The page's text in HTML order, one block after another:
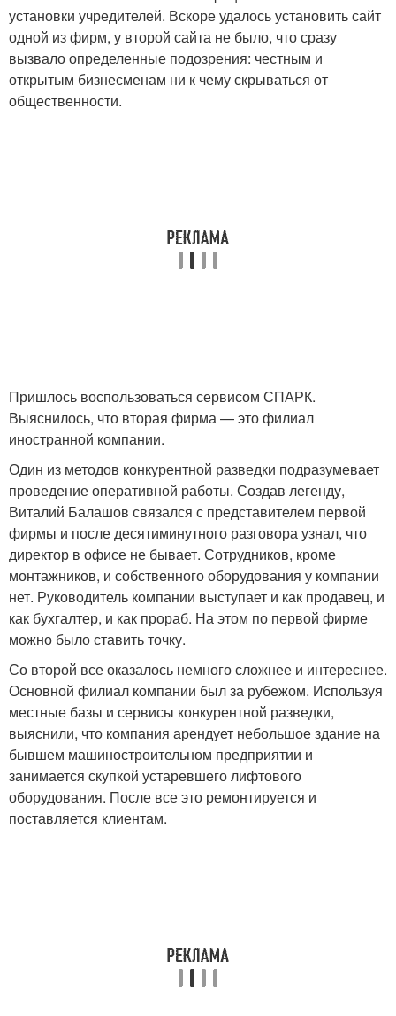
установки учредителей. Вскоре удалось установить сайт
одной из фирм, у второй сайта не было, что сразу
вызвало определенные подозрения: честным и
открытым бизнесменам ни к чему скрываться от
общественности.
Пришлось воспользоваться сервисом СПАРК.
Выяснилось, что вторая фирма — это филиал
иностранной компании.
Один из методов конкурентной разведки подразумевает
проведение оперативной работы. Создав легенду,
Виталий Балашов связался с представителем первой
фирмы и после десятиминутного разговора узнал, что
директор в офисе не бывает. Сотрудников, кроме
монтажников, и собственного оборудования у компании
нет. Руководитель компании выступает и как продавец, и
как бухгалтер, и как прораб. На этом по первой фирме
можно было ставить точку.
Со второй все оказалось немного сложнее и интереснее.
Основной филиал компании был за рубежом. Используя
местные базы и сервисы конкурентной разведки,
выяснили, что компания арендует небольшое здание на
бывшем машиностроительном предприятии и
занимается скупкой устаревшего лифтового
оборудования. После все это ремонтируется и
поставляется клиентам.